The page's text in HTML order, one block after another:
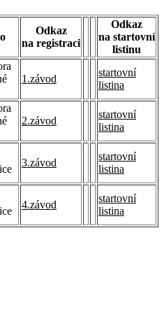
Odkaz
na registraci
Odkaz
na startovní
listinu
1.závod
startovní
listina
2.závod
startovní
listina
3.závod
startovní
listina
4.závod
startovní
listina